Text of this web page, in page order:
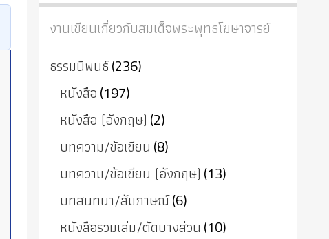
งานเขียนเกี่ยวกับสมเด็จพระพุทธโฆษาจารย์
ธรรมนิพนธ์(236)
หนังสือ(197)
หนังสือ (อังกฤษ) (2)
บทความ/ข้อเขียน (8)
บทความ/ข้อเขียน (อังกฤษ) (13)
บทสนทนา/สัมภาษณ์(6)
หนังสือรวมเล่ม/ตัดบางส่วน (10)